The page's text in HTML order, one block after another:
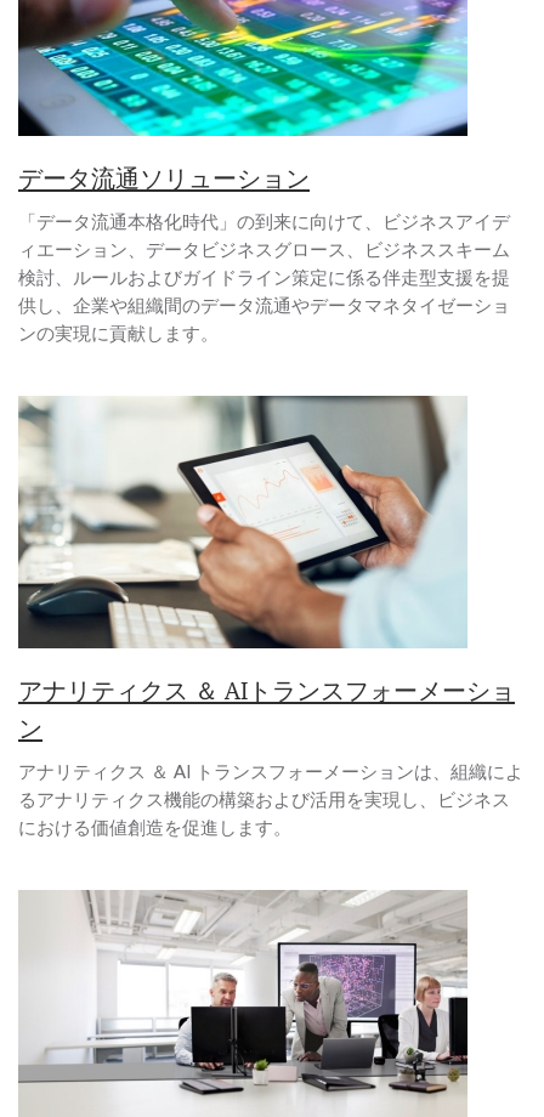
データ流通ソリューション
「データ流通本格化時代」の到来に向けて、ビジネスアイデ
ィエーション、データビジネスグロース、ビジネススキーム
検討、ルールおよびガイドライン策定に係る伴走型支援を提
供し、企業や組織間のデータ流通やデータマネタイゼーショ
ンの実現に貢献します。
アナリティクス ＆ AIトランスフォーメーショ
ン
アナリティクス ＆ AI トランスフォーメーションは、組織によ
るアナリティクス機能の構築および活用を実現し、ビジネス
における価値創造を促進します。